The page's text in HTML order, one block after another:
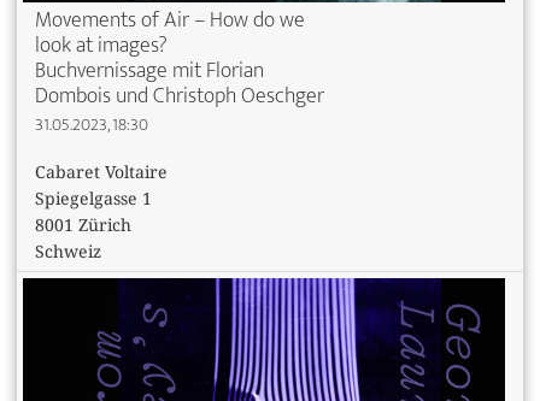
Movements of Air – How do we
look at images?
Buchvernissage mit Florian
Dombois und Christoph Oeschger
31.05.2023, 18:30
Cabaret Voltaire
Spiegelgasse 1
8001 Zürich
Schweiz